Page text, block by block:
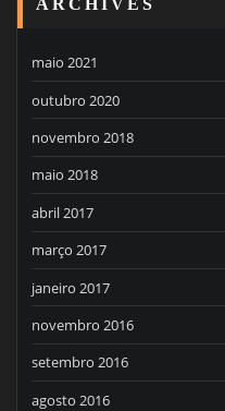
ARCHIVES
maio 2021
outubro 2020
novembro 2018
maio 2018
abril 2017
março 2017
janeiro 2017
novembro 2016
setembro 2016
agosto 2016